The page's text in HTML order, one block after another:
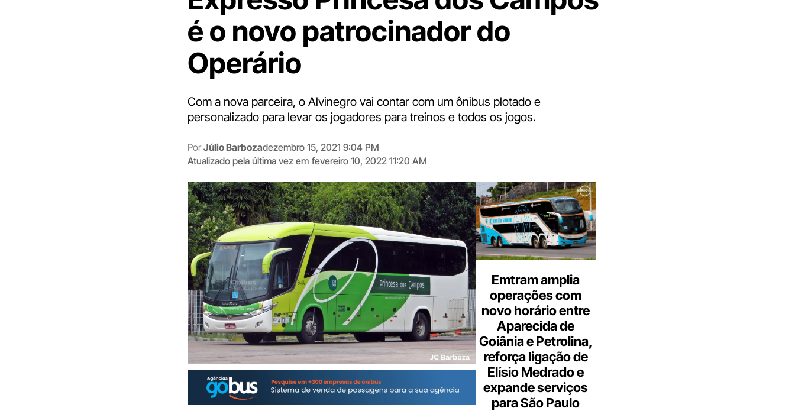
é o novo patrocinador do
Operário
Com a nova parceira, o Alvinegro vai contar com um ônibus plotado e
personalizado para levar os jogadores para treinos e todos os jogos.
Por Júlio Barbozadezembro 15, 2021 9:04 PM
Atualizado pela última vez em fevereiro 10, 2022 11:20 AM
Emtram amplia
operações com
novo horário entre
Aparecida de
Goiânia e Petrolina,
reforça ligação de
Elísio Medrado e
expande serviços
para São Paulo
Digite
aqui
o
seu
e-
mail